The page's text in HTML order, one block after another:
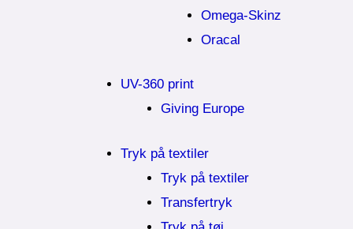
Omega-Skinz
Oracal
UV-360 print
Giving Europe
Tryk på textiler
Tryk på textiler
Transfertryk